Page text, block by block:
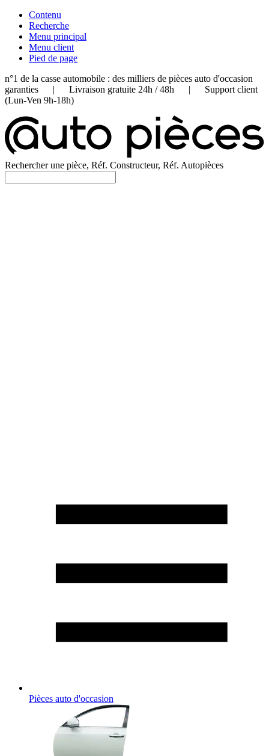
Contenu
Recherche
Menu principal
Menu client
Pied de page
n°1 de la casse automobile : des milliers de pièces auto d'occasion
garanties | Livraison gratuite 24h / 48h | Support client
(Lun-Ven 9h-18h)
Rechercher une pièce, Réf. Constructeur, Réf. Autopièces
Pièces auto d'occasion